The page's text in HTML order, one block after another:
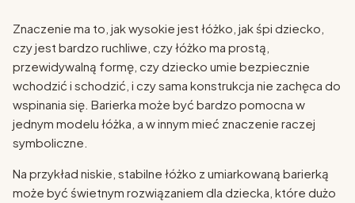
Znaczenie ma to, jak wysokie jest łóżko, jak śpi dziecko,
czy jest bardzo ruchliwe, czy łóżko ma prostą,
przewidywalną formę, czy dziecko umie bezpiecznie
wchodzić i schodzić, i czy sama konstrukcja nie zachęca do
wspinania się. Barierka może być bardzo pomocna w
jednym modelu łóżka, a w innym mieć znaczenie raczej
symboliczne.
Na przykład niskie, stabilne łóżko z umiarkowaną barierką
może być świetnym rozwiązaniem dla dziecka, które dużo